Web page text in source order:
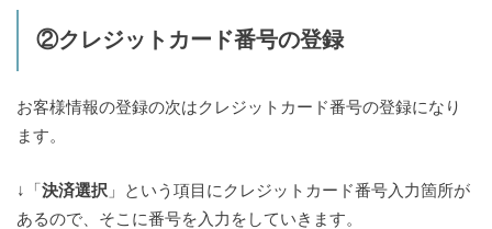
②クレジットカード番号の登録
お客様情報の登録の次はクレジットカード番号の登録になり
ます。
↓「決済選択 」という項目にクレジットカード番号入力箇所が
あるので、そこに番号を入力をしていきます。